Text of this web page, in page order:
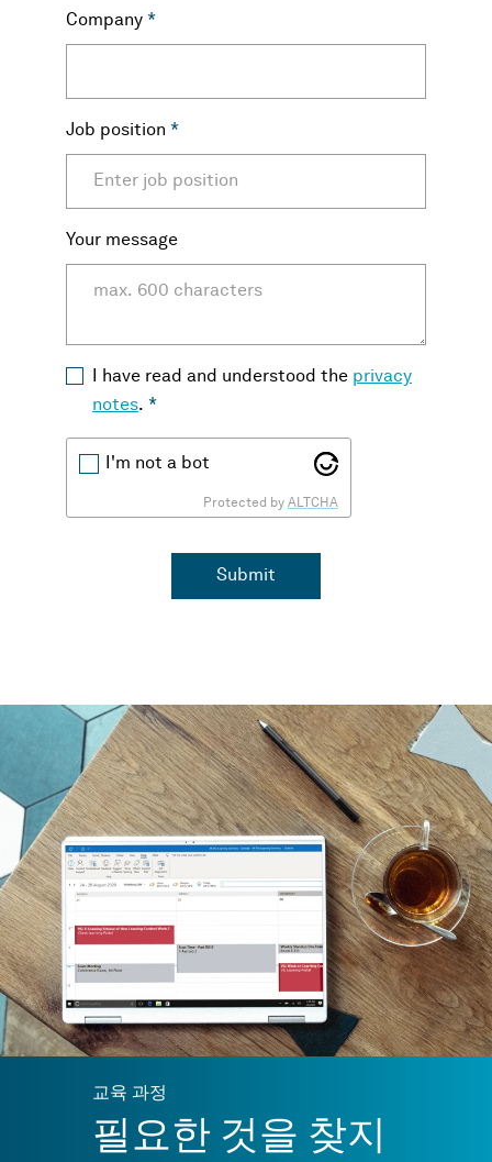
Company *
Job position *
Your message
I have read and understood the privacy
notes. *
I'm not a bot
Protected by ALTCHA
Submit
교육 과정
필요한 것을 찾지